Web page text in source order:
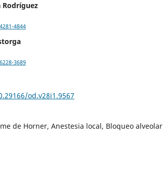
Rodríguez
4844
3689
od.v28i1.9567
de Horner, Anestesia local, Bloqueo alveolar